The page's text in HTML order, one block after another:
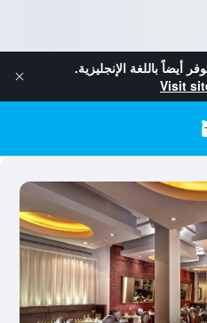
أيضاً باللغة الإنجليزية.
Visit